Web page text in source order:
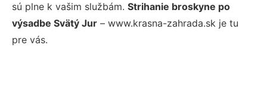
sú plne k vašim službám. Strihanie broskyne po
výsadbe Svätý Jur – www.krasna-zahrada.sk je tu
pre vás.